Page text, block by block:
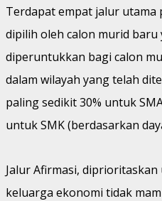
Terdapat empat jalur utama
dipilih oleh calon murid baru
diperuntukkan bagi calon
dalam wilayah yang telah
paling sedikit 30% untuk
untuk SMK (berdasarkan
Jalur Afirmasi,
keluarga ekonomi tidak